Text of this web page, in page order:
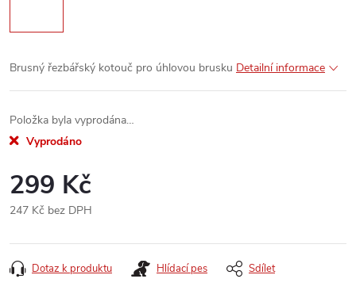
Brusný řezbářský kotouč pro úhlovou brusku Detailní informace
Položka byla vyprodána…
Vyprodáno
299 Kč
247 Kč bez DPH
cena:
Dotaz k produktu Hlídací pes Sdílet